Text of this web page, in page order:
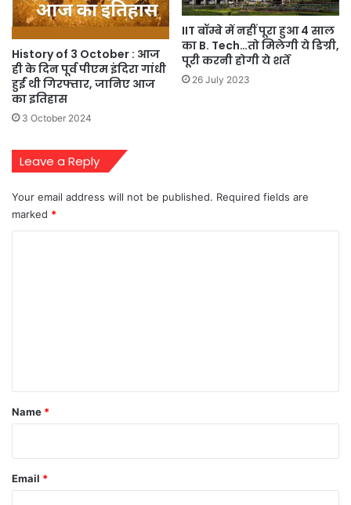
History of 3 October : आज
ही के दिन पूर्व पीएम इंदिरा गांधी
हुईं थी गिरफ्तार, जानिए आज
का इतिहास
3 October 2024
IIT बॉम्बे में नहीं पूरा हुआ 4 साल
का B. Tech…तो मिलेगी ये डिग्री,
पूरी करनी होगी ये शर्तें
26 July 2023
Leave a Reply
Your email address will not be published. Required fields are
marked *
*
Name *
Email *